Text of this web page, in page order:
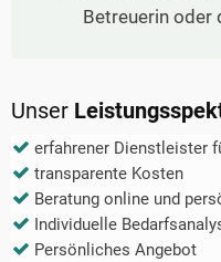
Betreuerin oder
Unser
erfahrener Dienstleister
transparente Kosten
Beratung online und
Individuelle
Persönliches Angebot